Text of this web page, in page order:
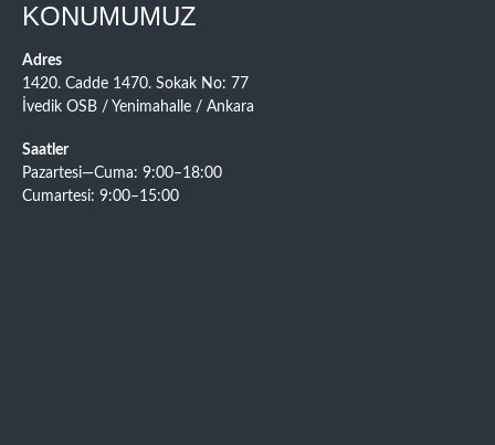
KONUMUMUZ
Adres
1420. Cadde 1470. Sokak No: 77
İvedik OSB / Yenimahalle / Ankara
Saatler
Pazartesi—Cuma: 9:00–18:00
Cumartesi: 9:00–15:00